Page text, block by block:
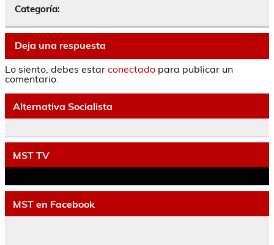
Categoría:
Deja una respuesta
Lo siento, debes estar conectado para publicar un
comentario.
Alternativa Socialista
MST TV
MST en Facebook